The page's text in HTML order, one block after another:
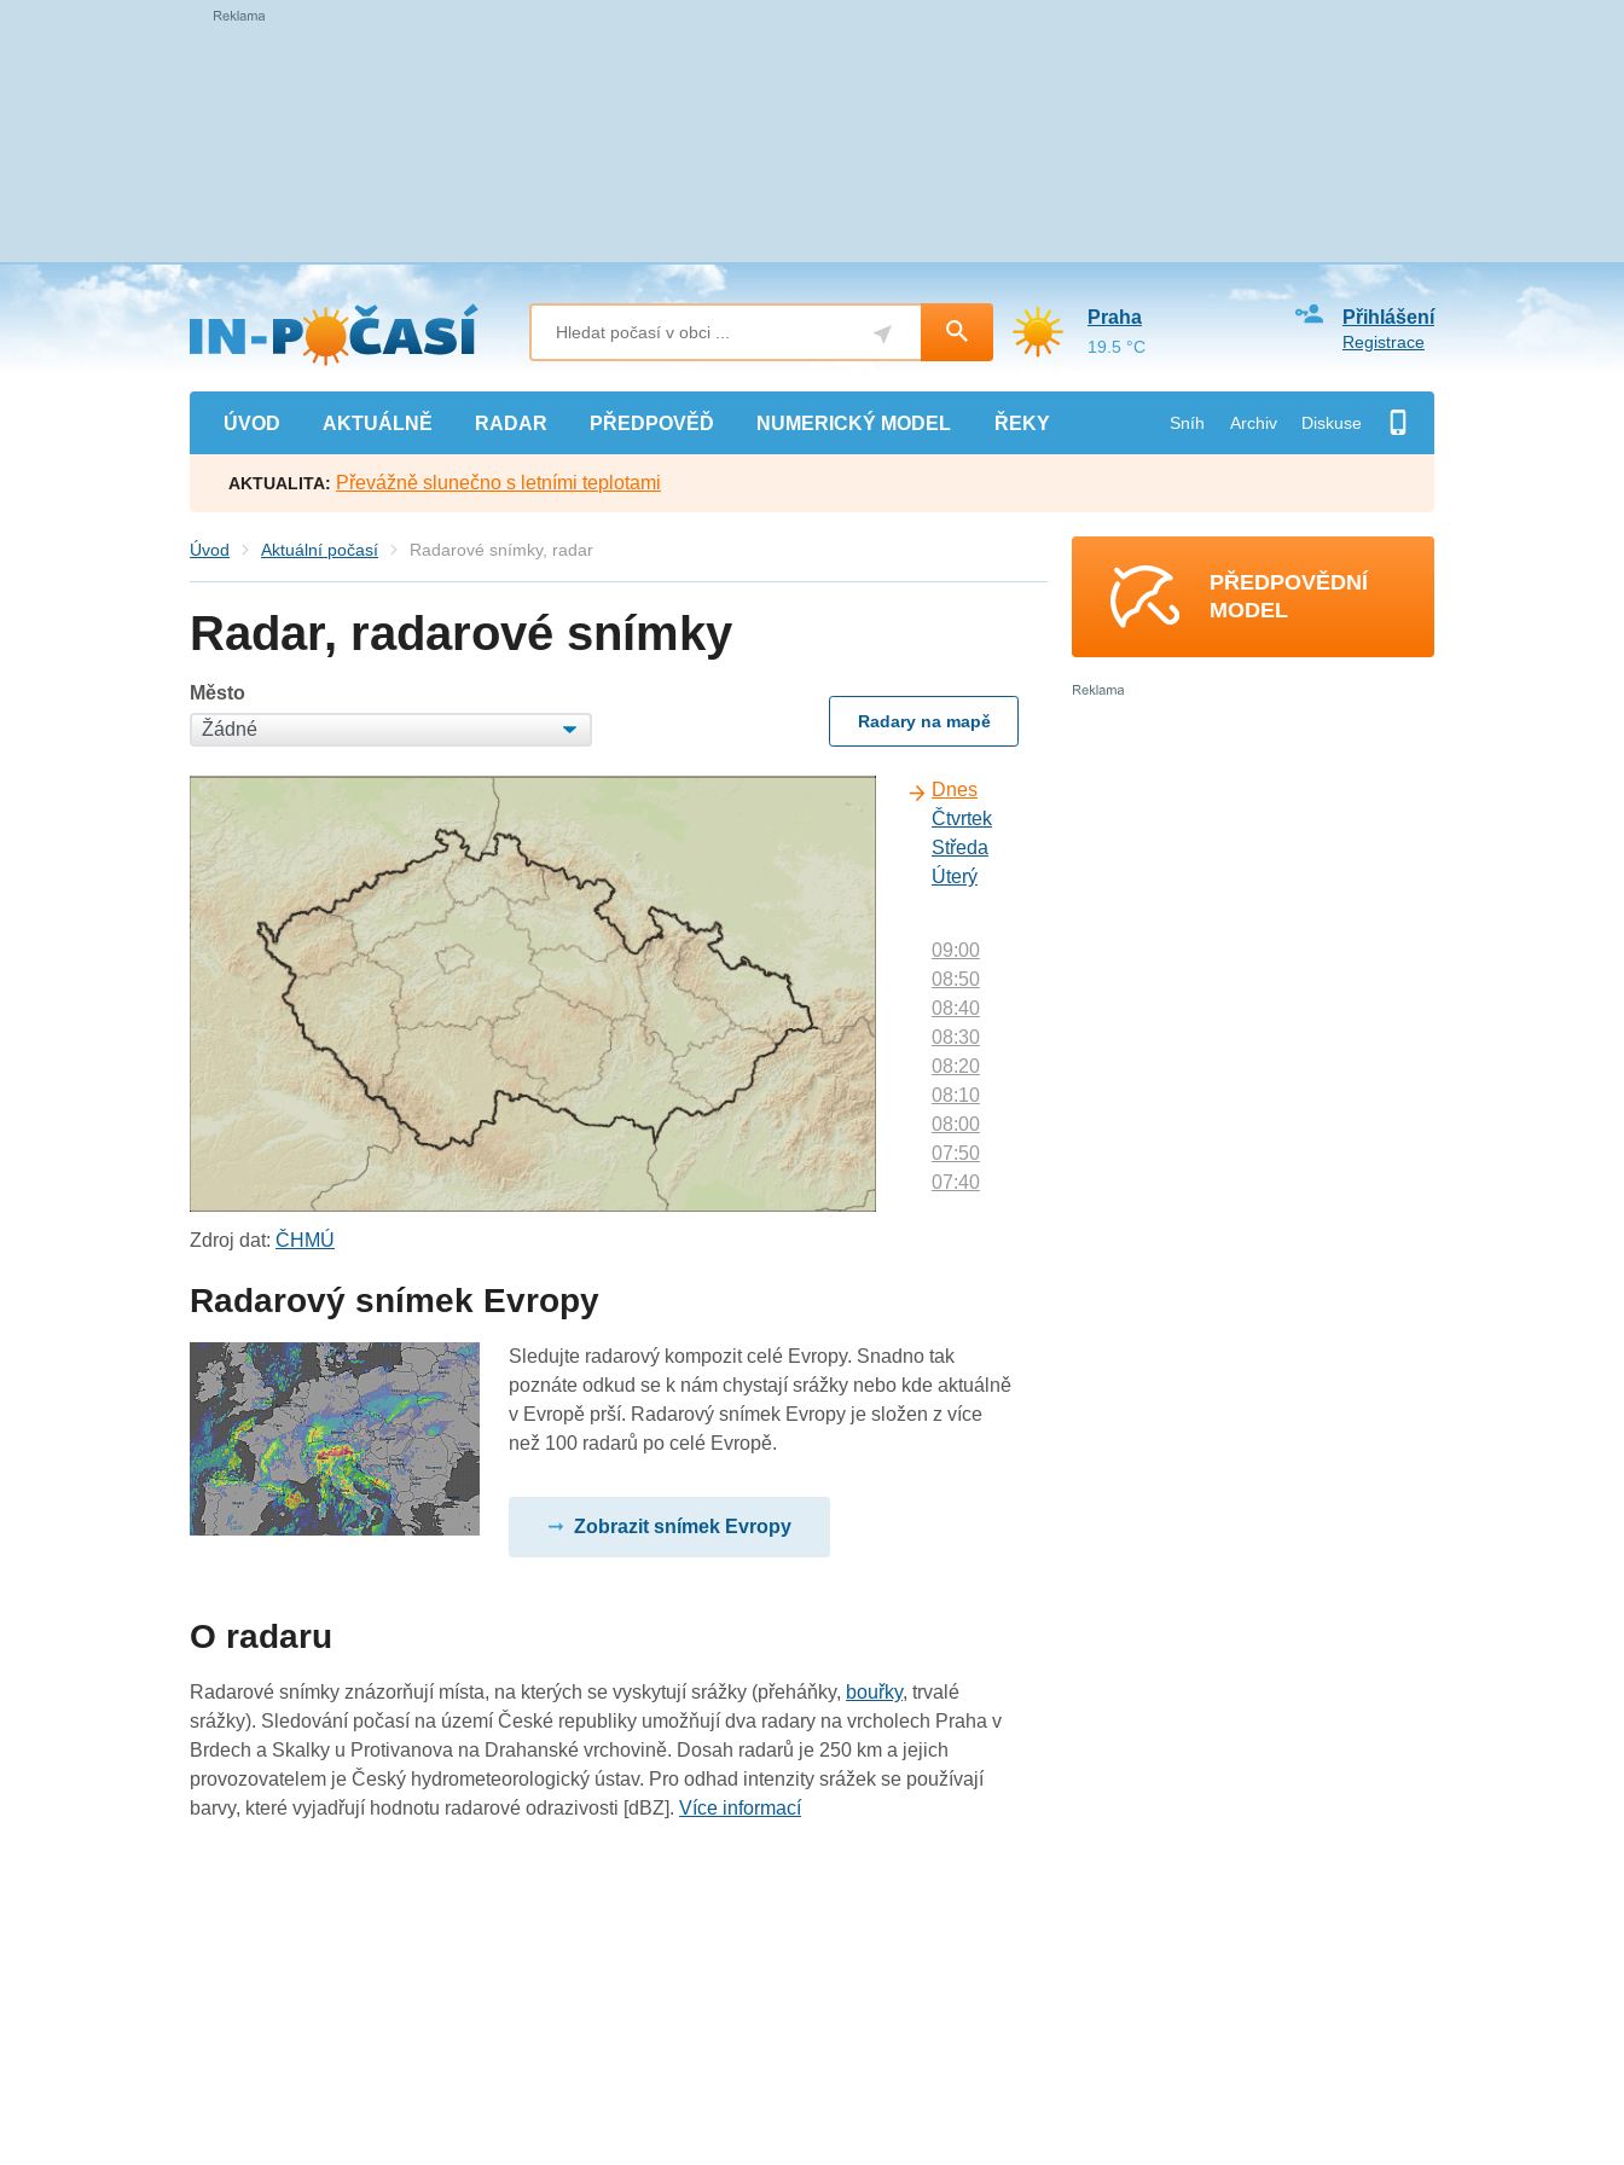
Přejít
na
hlavní
obsah
ÚVOD AKTUÁLNĚ RADAR PŘEDPOVĚĎ NUMERICKÝ MODEL ŘEKY Sníh Archiv Diskuse
Přihlášení
Registrace
Praha
19.5 °C
AKTUALITA: Převážně slunečno s letními teplotami
Úvod Aktuální počasí Radarové snímky, radar
Radar, radarové snímky
Město
Radary na mapě
Dnes
Čtvrtek
Středa
Úterý
09:00
08:50
08:40
08:30
08:20
08:10
08:00
07:50
07:40
06:40
06:30
06:20
04:40
04:30
04:20
04:10
Zdroj dat:ČHMÚ
Radarový snímek Evropy
Sledujte radarový kompozit celé Evropy. Snadno tak
poznáte odkud se k nám chystají srážky nebo kde aktuálně
v Evropě prší. Radarový snímek Evropy je složen z více
než 100 radarů po celé Evropě.
Zobrazit snímek Evropy
O radaru
Radarové snímky znázorňují místa, na kterých se vyskytují srážky (přeháňky, bouřky, trvalé
srážky). Sledování počasí na území České republiky umožňují dva radary na vrcholech Praha v
Brdech a Skalky u Protivanova na Drahanské vrchovině. Dosah radarů je 250 km a jejich
provozovatelem je Český hydrometeorologický ústav. Pro odhad intenzity srážek se používají
barvy, které vyjadřují hodnotu radarové odrazivosti [dBZ].Více informací
PŘEDPOVĚDNÍ
MODEL